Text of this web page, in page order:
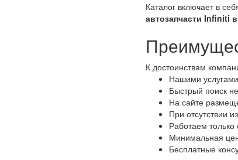
Каталог включает в
автозапчасти Infiniti
К достоинствам
Нашими
Быстрый поиск
На сайте
При отсутствии
Работаем
Минимальная
Бесплатные